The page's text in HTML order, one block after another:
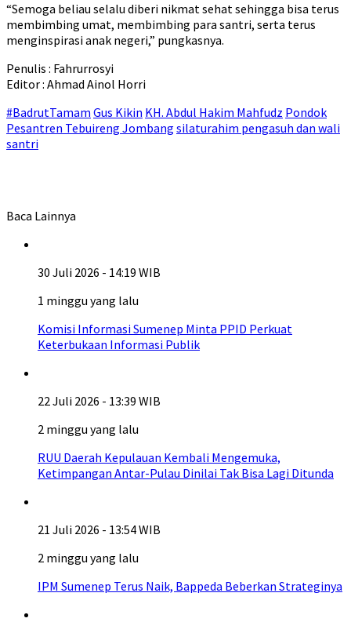
“Semoga beliau selalu diberi nikmat sehat sehingga bisa terus
membimbing umat, membimbing para santri, serta terus
menginspirasi anak negeri,” pungkasnya.
Penulis : Fahrurrosyi
Editor : Ahmad Ainol Horri
#BadrutTamam Gus Kikin KH. Abdul Hakim Mahfudz Pondok
Pesantren Tebuireng Jombang silaturahim pengasuh dan wali
santri
Baca Lainnya
30 Juli 2026 - 14:19 WIB
1 minggu yang lalu
Komisi Informasi Sumenep Minta PPID Perkuat
Keterbukaan Informasi Publik
22 Juli 2026 - 13:39 WIB
2 minggu yang lalu
RUU Daerah Kepulauan Kembali Mengemuka,
Ketimpangan Antar-Pulau Dinilai Tak Bisa Lagi Ditunda
21 Juli 2026 - 13:54 WIB
2 minggu yang lalu
IPM Sumenep Terus Naik, Bappeda Beberkan Strateginya